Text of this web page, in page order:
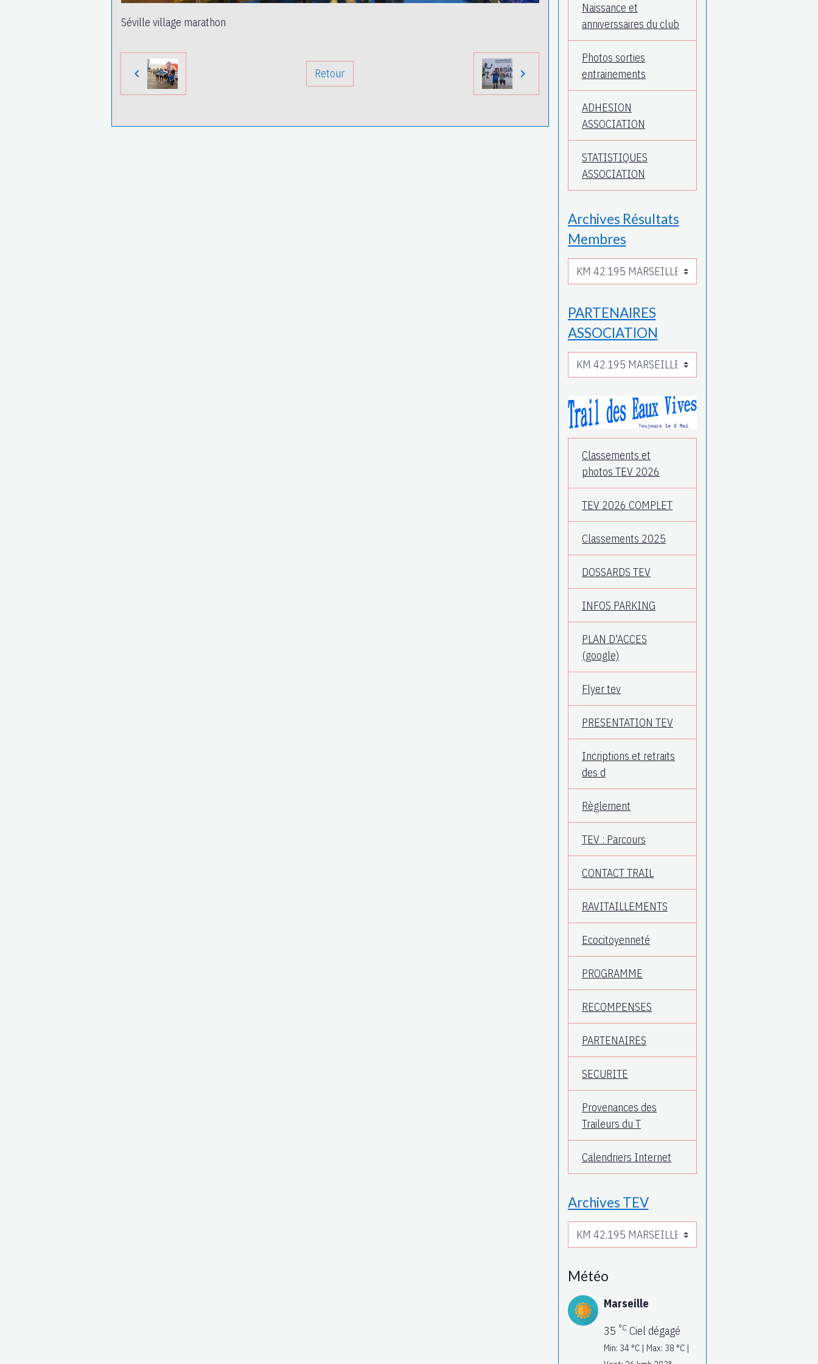
Séville village marathon
Retour
Naissance et
anniverssaires du club
Photos sorties
entrainements
ADHESION
ASSOCIATION
STATISTIQUES
ASSOCIATION
Archives Résultats
Membres
PARTENAIRES
ASSOCIATION
Classements et
photos TEV 2026
TEV 2026 COMPLET
Classements 2025
DOSSARDS TEV
INFOS PARKING
PLAN D'ACCES
(google)
Flyer tev
PRESENTATION TEV
Incriptions et retraits
des d
Règlement
TEV : Parcours
CONTACT TRAIL
RAVITAILLEMENTS
Ecocitoyenneté
PROGRAMME
RECOMPENSES
PARTENAIRES
SECURITE
Provenances des
Traileurs du T
Calendriers Internet
Archives TEV
Météo
Marseille
35 °C Ciel dégagé
Min: 34 °C | Max: 38 °C |